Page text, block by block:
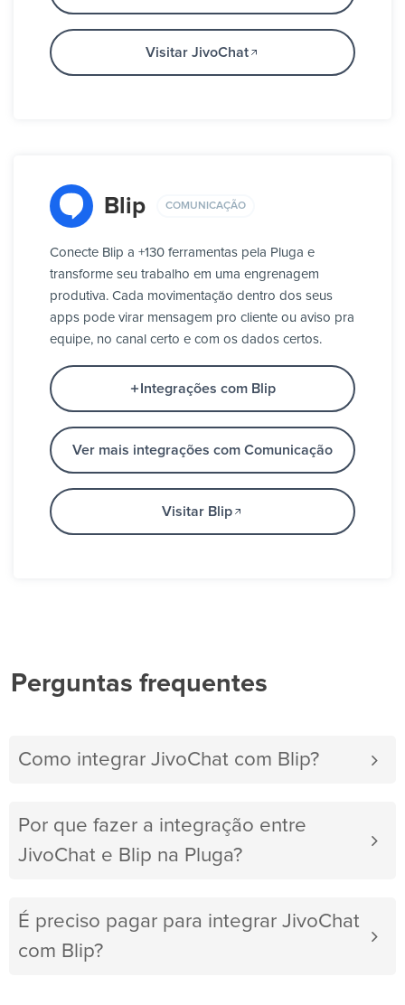
Visitar JivoChat
Blip COMUNICAÇÃO
Conecte Blip a +130 ferramentas pela Pluga e
transforme seu trabalho em uma engrenagem
produtiva. Cada movimentação dentro dos seus
apps pode virar mensagem pro cliente ou aviso pra
equipe, no canal certo e com os dados certos.
Integrações com Blip
Ver mais integrações com Comunicação
Visitar Blip
Perguntas frequentes
Como integrar JivoChat com Blip?
Por que fazer a integração entre
JivoChat e Blip na Pluga?
É preciso pagar para integrar JivoChat
com Blip?